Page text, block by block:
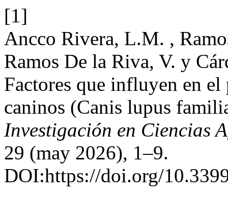
[1]
Ancco Rivera, L.M. ,
Ramos De la Riva, V. y
Factores que influyen en
caninos (Canis lupus
Investigación en Ciencias
29 (may 2026), 1–9.
DOI:https://doi.org/